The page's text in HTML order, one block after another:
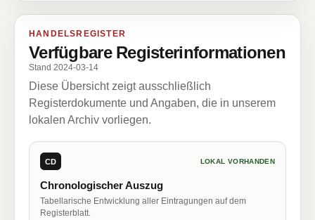
HANDELSREGISTER
Verfügbare Registerinformationen
Stand 2024-03-14
Diese Übersicht zeigt ausschließlich
Registerdokumente und Angaben, die in unserem
lokalen Archiv vorliegen.
CD LOKAL VORHANDEN
Chronologischer Auszug
Tabellarische Entwicklung aller Eintragungen auf dem
Registerblatt.